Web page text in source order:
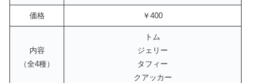
価格 ￥400
内容
（全4種）
トム
ジェリー
タフィー
クアッカー